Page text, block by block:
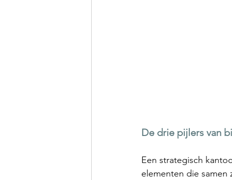
De drie pijlers van
Een strategisch
elementen die samen